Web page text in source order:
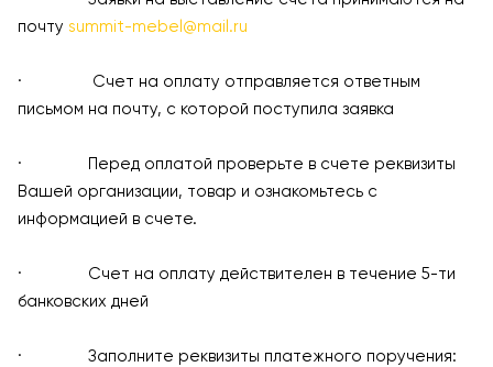
почту summit-mebel@mail.ru
· Счет на оплату отправляется ответным
письмом на почту, с которой поступила заявка
· Перед оплатой проверьте в счете реквизиты
Вашей организации, товар и ознакомьтесь с
информацией в счете.
· Счет на оплату действителен в течение 5-ти
банковских дней
· Заполните реквизиты платежного поручения: